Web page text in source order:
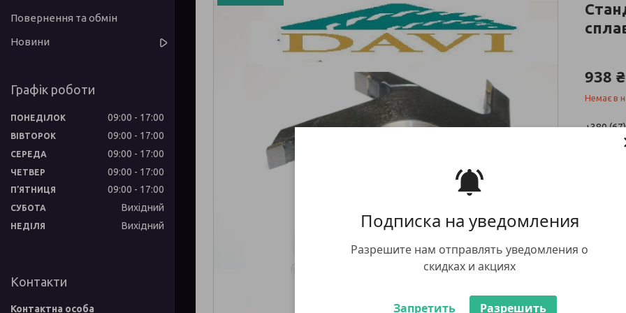
Подписка на уведомления
Разрешите нам отправлять уведомления о
скидках и акциях
Запретить Разрешить
938 ₴
Немає в
+380
заказ
Повернення та обмін
Новини
Графік роботи
ПОНЕДІЛОК 09:00 17:00
ВІВТОРОК 09:00 17:00
СЕРЕДА 09:00 17:00
ЧЕТВЕР 09:00 17:00
ПʼЯТНИЦЯ 09:00 17:00
СУБОТА Вихідний
НЕДІЛЯ Вихідний
Контакти